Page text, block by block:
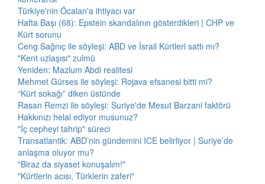
Türkiye'nin Öcalan'a ihtiyacı var
Hafta Başı (68): Epstein skandalının gösterdikleri | CHP ve
Kürt sorunu
Ceng Sağnıç ile söyleşi: ABD ve İsrail Kürtleri sattı mı?
"Kent uzlaşısı" zulmü
Yeniden: Mazlum Abdi realitesi
Mehmet Gürses ile söyleşi: Rojava efsanesi bitti mi?
“Kürt sokağı” diken üstünde
Rasan Remzi ile söyleşi: Suriye'de Mesut Barzani faktörü
Hakkınızı helal ediyor musunuz?
"İç cepheyi tahrip" süreci
Transatlantik: ABD’nin gündemini ICE belirliyor | Suriye’de
anlaşma oluyor mu?
"Biraz da siyaset konuşalım!"
"Kürtlerin acısı, Türklerin zaferi"